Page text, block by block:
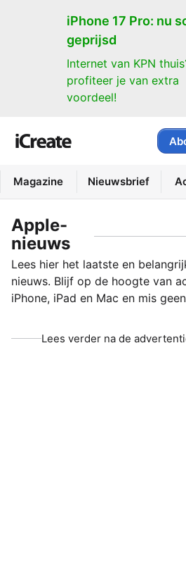
iPhone 17 Pro: nu
geprijsd
Internet van KPN
profiteer je van extra
voordeel!
Magazine Nieuwsbrief
Apple-
nieuws
Lees hier het laatste en
nieuws. Blijf op de hoogte van
iPhone, iPad en Mac en mis
Lees verder na de